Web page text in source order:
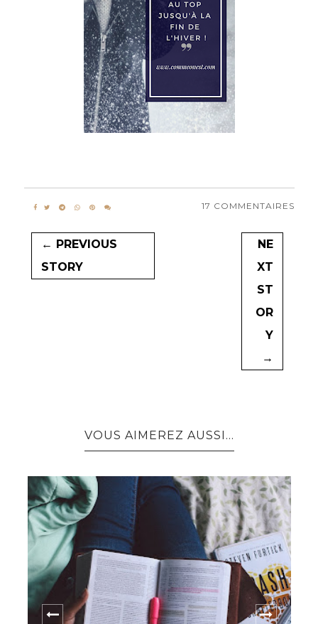
17 COMMENTAIRES
← PREVIOUS
STORY
NE
XT
ST
OR
Y
→
VOUS AIMEREZ AUSSI...